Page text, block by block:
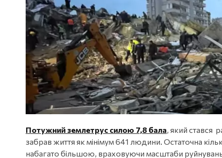
Потужний землетрус силою 7,8 бала, який стався
забрав життя як мінімум 641 людини. Остаточна
набагато більшою, враховуючи масштаби